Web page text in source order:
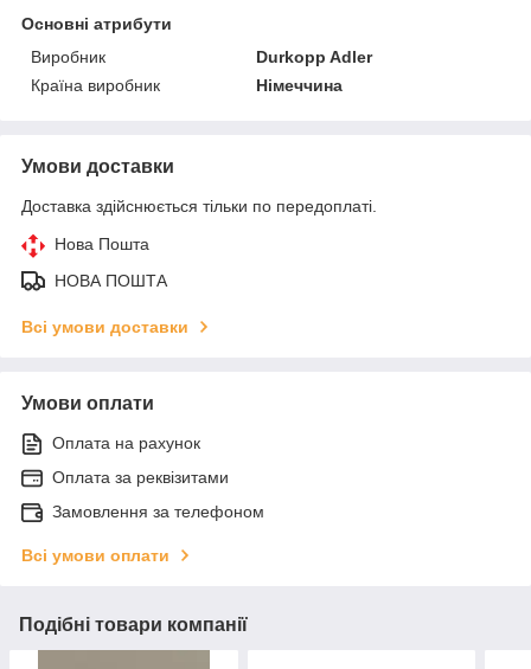
Основні атрибути
Виробник
Durkopp Adler
Країна виробник
Німеччина
Умови доставки
Доставка здійснюється тільки по передоплаті.
Нова Пошта
НОВА ПОШТА
Всі умови доставки
Умови оплати
Оплата на рахунок
Оплата за реквізитами
Замовлення за телефоном
Всі умови оплати
Подібні товари компанії